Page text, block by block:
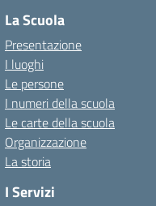
La Scuola
Presentazione
I luoghi
Le persone
I numeri della scuola
Le carte della scuola
Organizzazione
La storia
I Servizi